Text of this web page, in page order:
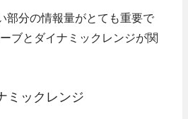
部分の情報量がとても重要で
ブとダイナミックレンジが関
ミックレンジ